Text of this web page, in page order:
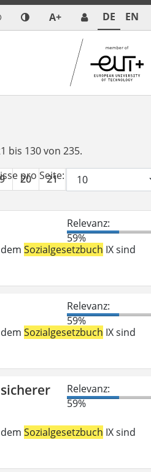
A+ DE EN
bis 130 von 235.
20 21 22
pro Seite:
Relevanz:
59%
Sozialgesetzbuch IX sind
Relevanz:
59%
Sozialgesetzbuch IX sind
Relevanz:
59%
Sozialgesetzbuch IX sind